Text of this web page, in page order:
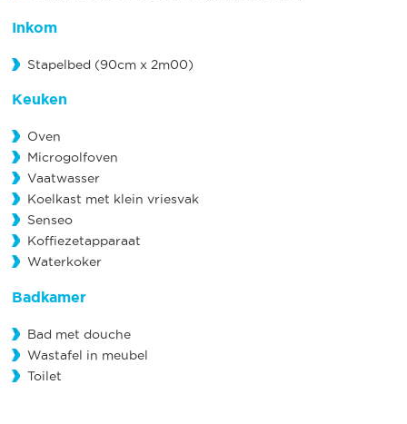
Inkom
Stapelbed (90cm x 2m00)
Keuken
Oven
Microgolfoven
Vaatwasser
Koelkast met klein vriesvak
Senseo
Koffiezetapparaat
Waterkoker
Badkamer
Bad met douche
Wastafel in meubel
Toilet